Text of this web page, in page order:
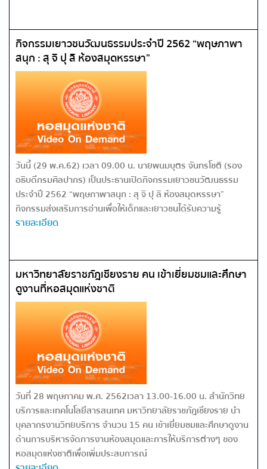
กิจกรรมเยาวชนวัฒนธรรมประจำปี 2562 “พฤษภาพา
สนุก : สุ จิ ปุ ลิ ห้องสมุดหรรษา”
วันนี้ (29 พ.ค.62) เวลา 09.00 น. นายพนมบุตร จันทรโชติ (รอง
อธิบดีกรมศิลปากร) เป็นประธานเปิดกิจกรรมเยาวชนวัฒนธรรม
ประจำปี 2562 “พฤษภาพาสนุก : สุ จิ ปุ ลิ ห้องสมุดหรรษา”
กิจกรรมส่งเสริมการอ่านเพื่อให้เด็กและเยาวชนได้รับความรู้
รายละเอียด
มหาวิทยาลัยราชภัฎเชียงราย คน เข้าเยี่ยมชมและศึกษา
ดูงานที่หอสมุดแห่งชาติ
วันที่ 28 พฤษภาคม พ.ศ. 2562เวลา 13.00-16.00 น. สำนักวิทย
บริการและเทคโนโลยีสารสนเทศ มหาวิทยาลัยราชภัฎเชียงราย นำ
บุคลากรงานวิทยบริการ จำนวน 15 คน เข้าเยี่ยมชมและศึกษาดูงาน
ด้านการบริหารจัดการงานห้องสมุดและการให้บริการต่างๆ ของ
หอสมุดแห่งชาติ เพื่อเพิ่มประสบการณ์